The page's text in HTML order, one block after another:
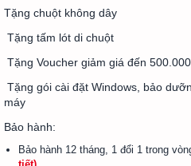
Tặng chuột không dây
Tặng tấm lót di chuột
Tặng Voucher giảm giá đến
Tặng gói cài đặt Windows, bảo
máy
Bảo hành:
Bảo hành 12 tháng, 1 đổi 1 trong